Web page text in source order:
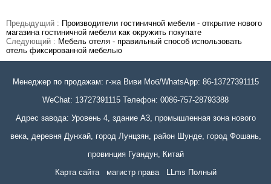
Предыдущий : Производители гостиничной мебели - открытие нового
магазина гостиничной мебели как окружить покупате
Следующий : Мебель отеля - правильный способ использовать
отель фиксированной мебелью
Менеджер по продажам: г-жа Виви Моб/WhatsApp: 86-13727391115
WeChat: 13727391115 Телефон: 0086-757-28793388
Адрес завода: Уровень 4, здание A3, промышленная зона нового
века, деревня Дунхай, город Лунцзян, район Шунде, город Фошань,
провинция Гуандун, Китай
Карта сайта
магистр права LLms Полный